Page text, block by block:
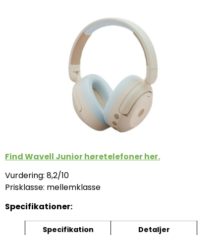
Find Wavell Junior høretelefoner her.
Vurdering: 8,2/10
Prisklasse: mellemklasse
Specifikationer:
Specifikation
Detaljer